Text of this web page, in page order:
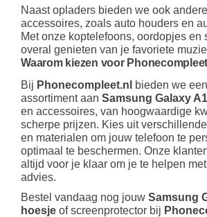
Naast opladers bieden we ook
accessoires, zoals auto houders en
Met onze koptelefoons, oordopjes en
overal genieten van je favoriete
Waarom kiezen voor
Bij Phonecompleet.nl
bieden we
assortiment aan Samsung Galaxy
en accessoires, van hoogwaardige
scherpe prijzen. Kies uit
en materialen om jouw telefoon te
optimaal te beschermen. Onze
altijd voor je klaar om je te helpen
advies.
Bestel vandaag nog jouw Samsung
hoesje of screenprotector bij